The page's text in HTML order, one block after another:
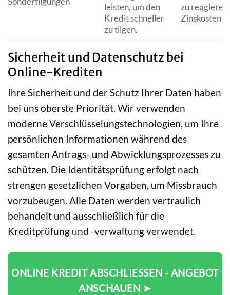
leisten, um den
Kredit schneller
zu tilgen.
zu reagieren
Zinskosten
Sicherheit und Datenschutz bei
Online-Krediten
Ihre Sicherheit und der Schutz Ihrer Daten haben
bei uns oberste Priorität. Wir verwenden
moderne Verschlüsselungstechnologien, um Ihre
persönlichen Informationen während des
gesamten Antrags- und Abwicklungsprozesses zu
schützen. Die Identitätsprüfung erfolgt nach
strengen gesetzlichen Vorgaben, um Missbrauch
vorzubeugen. Alle Daten werden vertraulich
behandelt und ausschließlich für die
Kreditprüfung und -verwaltung verwendet.
ONLINE KREDIT ABSCHLIESSEN - ANGEBOT A
NSCHAUEN ➤